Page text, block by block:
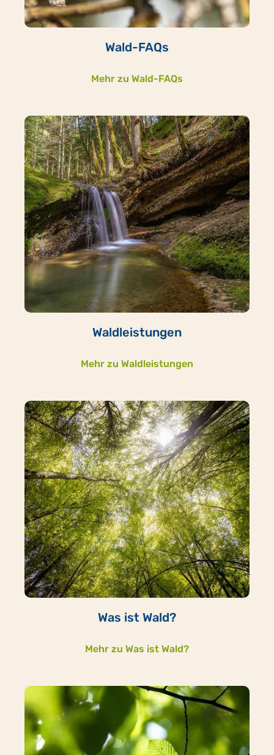
Wald-FAQs
Mehr zu Wald-FAQs
Waldleistungen
Mehr zu Waldleistungen
Was ist Wald?
Mehr zu Was ist Wald?